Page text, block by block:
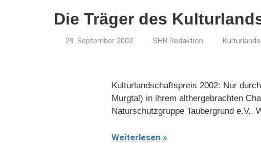
Die Träger des
29. September 2002 SHB Redaktion
Kulturlandschaftspreis 2002: Nur
Murgtal) in ihrem althergebrachten
Naturschutzgruppe Taubergrund e.V.,
Weiterlesen